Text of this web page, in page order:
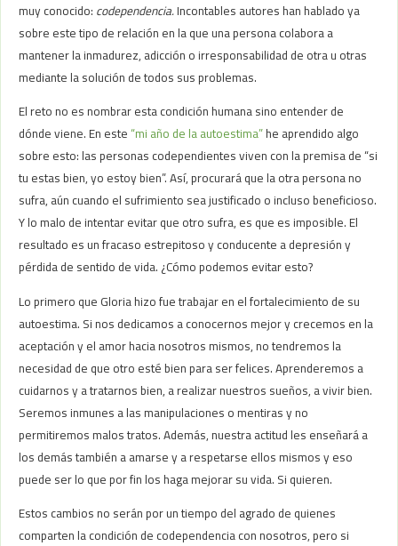
muy conocido: codependencia. Incontables autores han hablado ya
sobre este tipo de relación en la que una persona colabora a
mantener la inmadurez, adicción o irresponsabilidad de otra u otras
mediante la solución de todos sus problemas.
El reto no es nombrar esta condición humana sino entender de
dónde viene. En este“mi año de la autoestima” he aprendido algo
sobre esto: las personas codependientes viven con la premisa de “si
tu estas bien, yo estoy bien”. Así, procurará que la otra persona no
sufra, aún cuando el sufrimiento sea justificado o incluso beneficioso.
Y lo malo de intentar evitar que otro sufra, es que es imposible. El
resultado es un fracaso estrepitoso y conducente a depresión y
pérdida de sentido de vida. ¿Cómo podemos evitar esto?
Lo primero que Gloria hizo fue trabajar en el fortalecimiento de su
autoestima. Si nos dedicamos a conocernos mejor y crecemos en la
aceptación y el amor hacia nosotros mismos, no tendremos la
necesidad de que otro esté bien para ser felices. Aprenderemos a
cuidarnos y a tratarnos bien, a realizar nuestros sueños, a vivir bien.
Seremos inmunes a las manipulaciones o mentiras y no
permitiremos malos tratos. Además, nuestra actitud les enseñará a
los demás también a amarse y a respetarse ellos mismos y eso
puede ser lo que por fin los haga mejorar su vida. Si quieren.
Estos cambios no serán por un tiempo del agrado de quienes
comparten la condición de codependencia con nosotros, pero si